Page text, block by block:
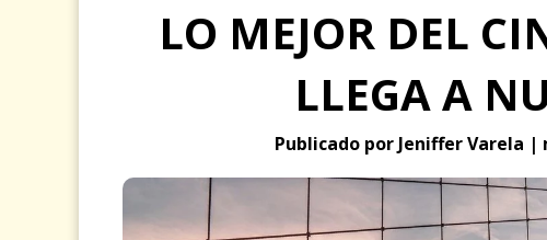
LO MEJOR DEL
LLEGA A
Publicado por Jeniffer Varela